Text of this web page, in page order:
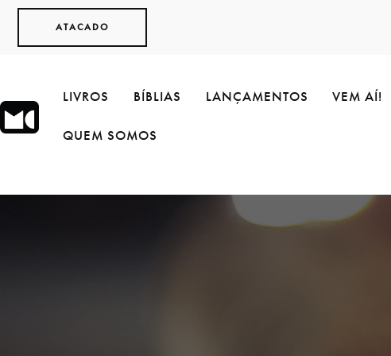
ATACADO
LIVROS BÍBLIAS LANÇAMENTOS VEM AÍ!
QUEM SOMOS